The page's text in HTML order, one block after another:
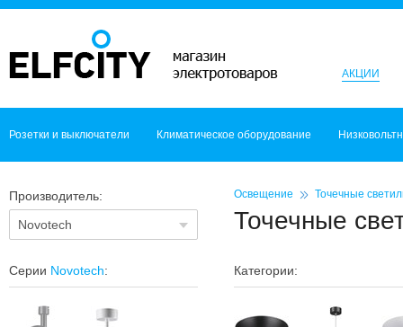
АКЦИИ
Розетки и выключатели Климатическое оборудование
Производитель:
Novotech
Серии Novotech:
Освещение Точечные
Точечные
Категории: